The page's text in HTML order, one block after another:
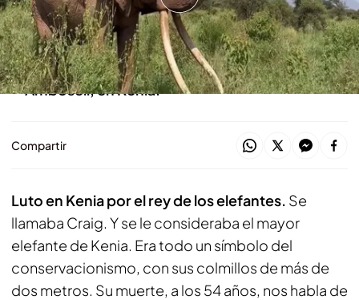
Era todo un símbolo del conservacionismo,
con sus colmillos de más de dos metros
Vivió casi toda su vida en el Parque Nacional
Amboseli, en Kenia.
Compartir
Luto en Kenia por el rey de los elefantes. Se
llamaba Craig. Y se le consideraba el mayor
elefante de Kenia. Era todo un símbolo del
conservacionismo, con sus colmillos de más de
dos metros. Su muerte, a los 54 años, nos habla de